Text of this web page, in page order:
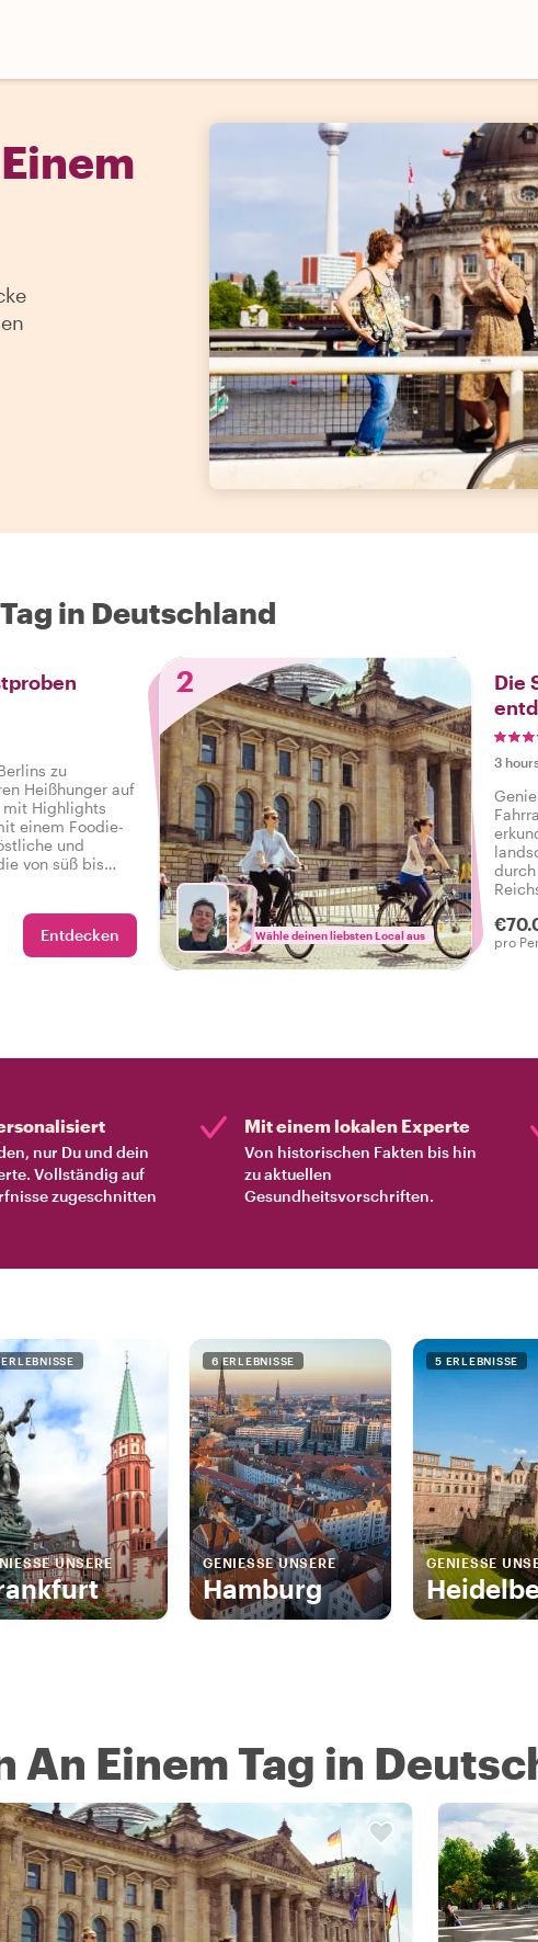
in Deutschland
zu
Heißhunger auf
mit Highlights
einem Foodie-
und
von süß bis
Entdecken
2
Wähle deinen liebsten Local aus
Die
3
auf
die
pro
nur Du und dein
Vollständig auf
zugeschnitten
Mit einem lokalen Experte
Von historischen Fakten bis hin
zu aktuellen
Gesundheitsvorschriften.
ERLEBNISSE
UNSERE
6 ERLEBNISSE
GENIESSE UNSERE
Hamburg
5 ERLEBNISSE
GENIESSE
Einem Tag in